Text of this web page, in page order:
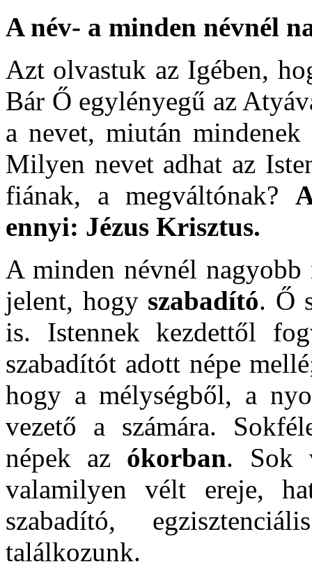
A név- a minden névnél
Azt olvastuk az Igében,
Bár Ő egylényegű az
a nevet, miután
Milyen nevet adhat az
fiának, a megváltónak?
ennyi: Jézus Krisztus.
A minden névnél
jelent, hogy szabadító. Ő
is. Istennek kezdettől
szabadítót adott népe
hogy a mélységből, a
vezető a számára.
népek az ókorban. Sok
valamilyen vélt ereje,
szabadító,
találkozunk.